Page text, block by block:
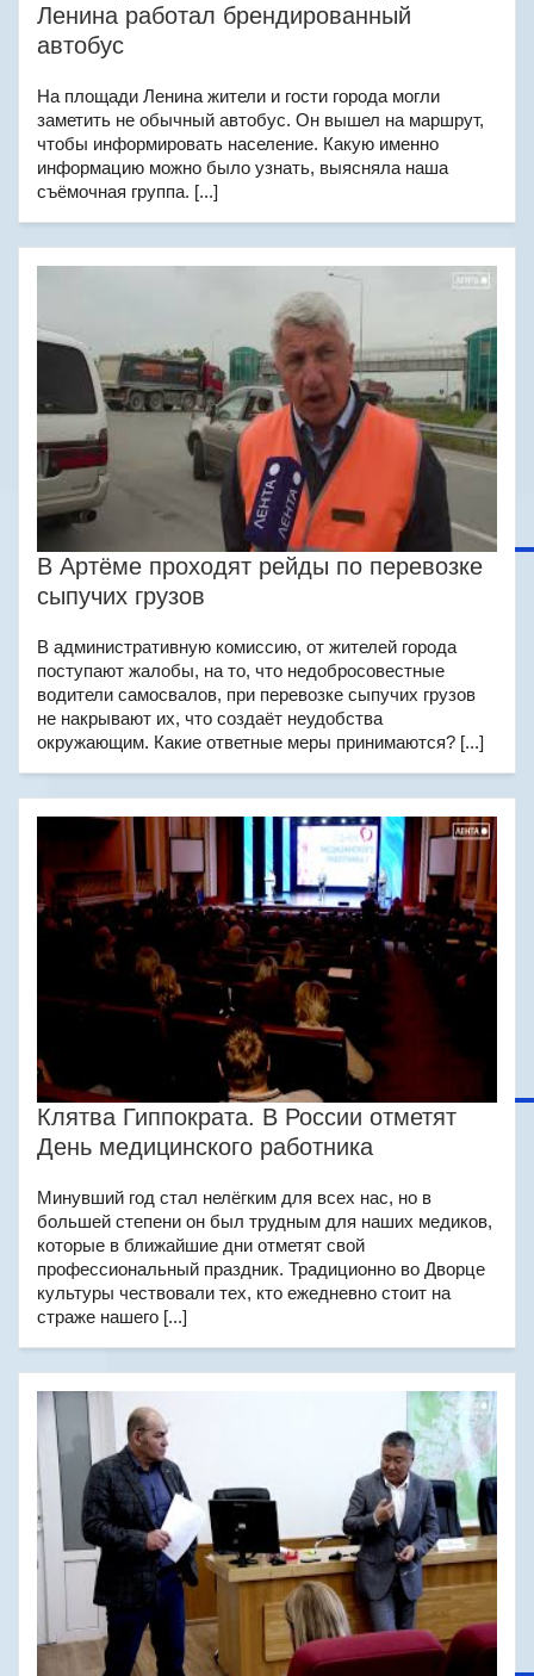
Ленина работал брендированный
автобус
На площади Ленина жители и гости города могли
заметить не обычный автобус. Он вышел на маршрут,
чтобы информировать население. Какую именно
информацию можно было узнать, выясняла наша
съёмочная группа. [...]
В Артёме проходят рейды по перевозке
сыпучих грузов
В административную комиссию, от жителей города
поступают жалобы, на то, что недобросовестные
водители самосвалов, при перевозке сыпучих грузов
не накрывают их, что создаёт неудобства
окружающим. Какие ответные меры принимаются? [...]
Клятва Гиппократа. В России отметят
День медицинского работника
Минувший год стал нелёгким для всех нас, но в
большей степени он был трудным для наших медиков,
которые в ближайшие дни отметят свой
профессиональный праздник. Традиционно во Дворце
культуры чествовали тех, кто ежедневно стоит на
страже нашего [...]